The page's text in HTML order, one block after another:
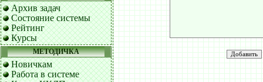
Архив задач
Состояние системы
Рейтинг
Курсы
МЕТОДИЧКА
Новичкам
Работа в системе